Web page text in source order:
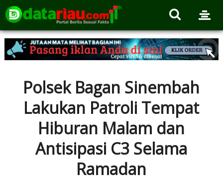
Polsek Bagan Sinembah
Lakukan Patroli Tempat
Hiburan Malam dan
Antisipasi C3 Selama
Ramadan